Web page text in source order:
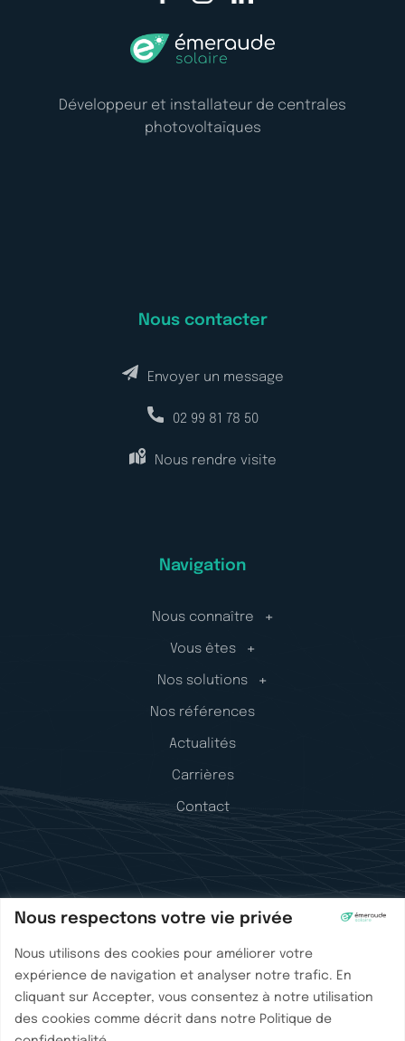
Développeur et installateur de centrales
photovoltaïques
Navigation
Nous connaître
Vous êtes
Nos solutions
Nos références
Actualités
Carrières
Contact
Mentions
Mentions légales
Confidentialité
Une création Phare Web
Nous contacter
Envoyer un message
02 99 81 78 50
Nous rendre visite
Nous respectons votre vie privée
Nous utilisons des cookies pour améliorer votre
expérience de navigation et analyser notre trafic. En
cliquant sur Accepter, vous consentez à notre utilisation
des cookies comme décrit dans notre Politique de